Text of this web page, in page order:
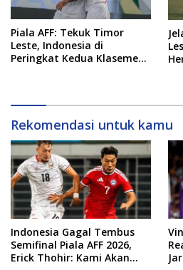
Piala AFF: Tekuk Timor
Leste, Indonesia di
Peringkat Kedua Klasemen
Rekomendasi untuk kamu
Indonesia Gagal Tembus
Semifinal Piala AFF 2026,
Erick Thohir: Kami Akan